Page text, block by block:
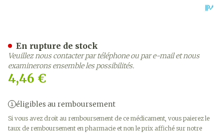
4,46 €
éligibles au remboursement
Si vous avez droit au remboursement de ce médicament, vous paierez le
taux de remboursement en pharmacie et non le prix affiché sur notre
En rupture de stock
Veuillez nous contacter par téléphone ou par e-mail et nous
examinerons ensemble les possibilités.